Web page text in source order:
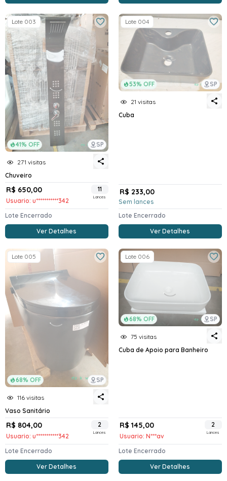
41% OFF SP
Lote 003
271 visitas
Chuveiro
R$ 650,00
Usuario: u***********342
11
Lances
Lote Encerrado
Ver Detalhes
53% OFF SP
Lote 004
21 visitas
Cuba
R$ 233,00
Sem lances
Lote Encerrado
Ver Detalhes
68% OFF SP
Lote 005
116 visitas
Vaso Sanitário
R$ 804,00
Usuario: u***********342
2
Lances
Lote Encerrado
Ver Detalhes
68% OFF SP
Lote 006
75 visitas
Cuba de Apoio para Banheiro
R$ 145,00
Usuario: N***av
2
Lances
Lote Encerrado
Ver Detalhes